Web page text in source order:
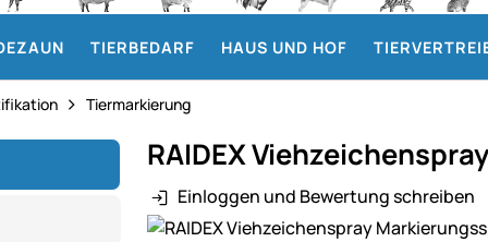
TIERBEDARF HAUS UND HOF
Tiermarkierung
RAIDEX
Einloggen und Bewertung schreiben
Produktgalerie